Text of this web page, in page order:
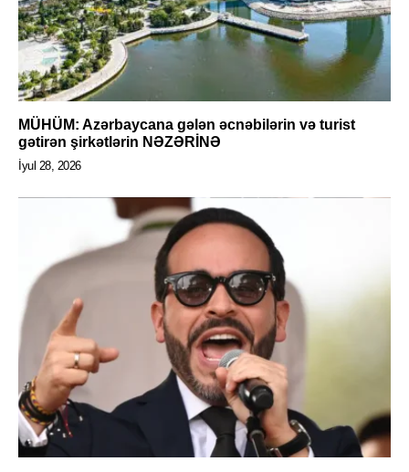
MÜHÜM: Azərbaycana gələn əcnəbilərin və turist
gətirən şirkətlərin NƏZƏRİNƏ
İyul 28, 2026